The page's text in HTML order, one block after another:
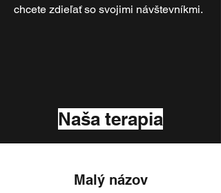
chcete zdieľať so svojimi návštevníkmi.
Naša terapia
Malý názov